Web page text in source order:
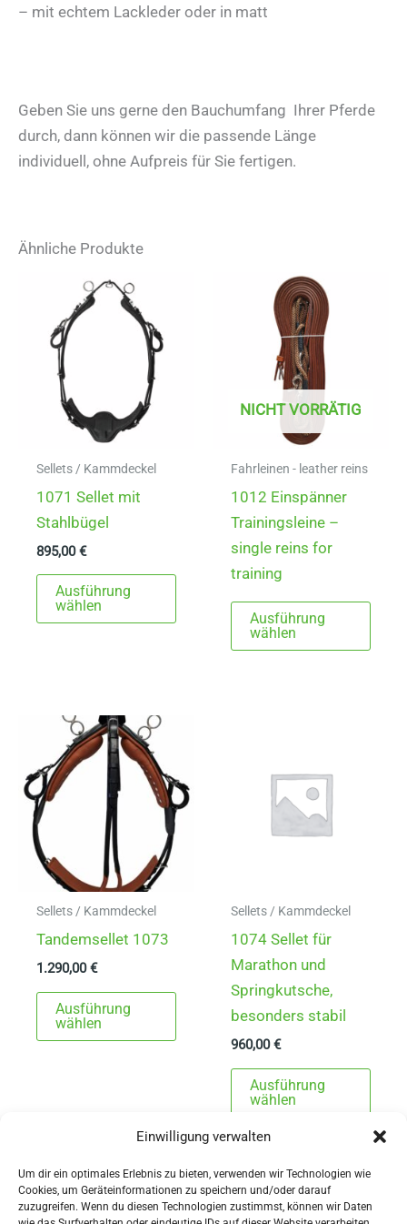
Einwilligung verwalten
Um dir ein optimales Erlebnis zu bieten, verwenden wir Technologien wie
Cookies, um Geräteinformationen zu speichern und/oder darauf
zuzugreifen. Wenn du diesen Technologien zustimmst, können wir Daten
– mit echtem Lackleder oder in matt
Geben Sie uns gerne den Bauchumfang Ihrer Pferde
durch, dann können wir die passende Länge
individuell, ohne Aufpreis für Sie fertigen.
Ähnliche Produkte
Sellets / Kammdeckel
1071 Sellet mit
Stahlbügel
895,00€
Ausführung
wählen
Dieses
mehrere
können
auf
der
NICHT VORRÄTIG
Fahrleinen - leather reins
1012 Einspänner
Trainingsleine –
single reins for
training
Ausführung
wählen
weist
Sellets / Kammdeckel
Tandemsellet 1073
1.290,00€
Ausführung
wählen
Dieses
weist
mehrere
Die
Optionen
können
Sellets / Kammdeckel
1074 Sellet für
Marathon und
Springkutsche,
besonders stabil
960,00€
Ausführung
wählen
auf.